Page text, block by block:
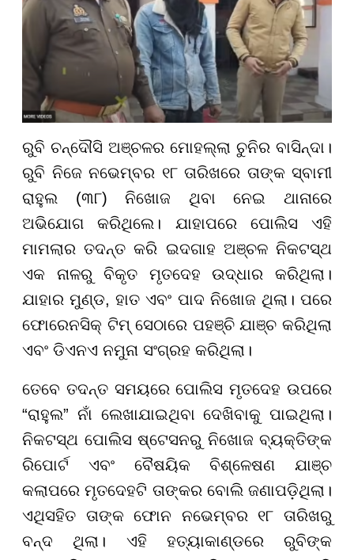
ରୁବି ଚନ୍ଦୌସି ଅଞ୍ଚଳର ମୋହଲ୍ଲା ଚୁନିର ବାସିନ୍ଦା।
ରୁବି ନିଜେ ନଭେମ୍ବର ୧୮ ତାରିଖରେ ତାଙ୍କ ସ୍ବାମୀ
ରାହୁଲ (୩୮) ନିଖୋଜ ଥିବା ନେଇ ଥାନାରେ
ଅଭିଯୋଗ କରିଥିଲେ। ଯାହାପରେ ପୋଲିସ ଏହି
ମାମଲାର ତଦନ୍ତ କରି ଇଦଗାହ ଅଞ୍ଚଳ ନିକଟସ୍ଥ
ଏକ ନାଳରୁ ବିକୃତ ମୃତଦେହ ଉଦ୍ଧାର କରିଥିଲା।
ଯାହାର ମୁଣ୍ଡ, ହାତ ଏବଂ ପାଦ ନିଖୋଜ ଥିଲା। ପରେ
ଫୋରେନସିକ୍ ଟିମ୍ ସେଠାରେ ପହଞ୍ଚି ଯାଞ୍ଚ କରିଥିଲା
ଏବଂ ଡିଏନଏ ନମୁନା ସଂଗ୍ରହ କରିଥିଲା।
ତେବେ ତଦନ୍ତ ସମୟରେ ପୋଲିସ ମୃତଦେହ ଉପରେ
“ରାହୁଲ” ନାଁ ଲେଖାଯାଇଥିବା ଦେଖିବାକୁ ପାଇଥିଲା।
ନିକଟସ୍ଥ ପୋଲିସ ଷ୍ଟେସନରୁ ନିଖୋଜ ବ୍ୟକ୍ତିଙ୍କ
ରିପୋର୍ଟ ଏବଂ ବୈଷୟିକ ବିଶ୍ଳେଷଣ ଯାଞ୍ଚ
କଲାପରେ ମୃତଦେହଟି ତାଙ୍କର ବୋଲି ଜଣାପଡ଼ିଥିଲା।
ଏଥିସହିତ ତାଙ୍କ ଫୋନ ନଭେମ୍ବର ୧୮ ତାରିଖରୁ
ବନ୍ଦ ଥିଲା। ଏହି ହତ୍ୟାକାଣ୍ଡରେ ରୁବିଙ୍କ